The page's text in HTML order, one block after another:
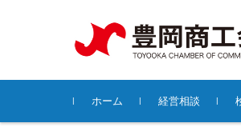
コンテンツに移動
ホーム
経営相談